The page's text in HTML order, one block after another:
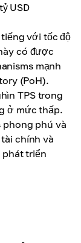
USD
với tốc độ
có được
mạnh
(PoH).
TPS trong
ở mức thấp.
phú và
chính và
phát triển